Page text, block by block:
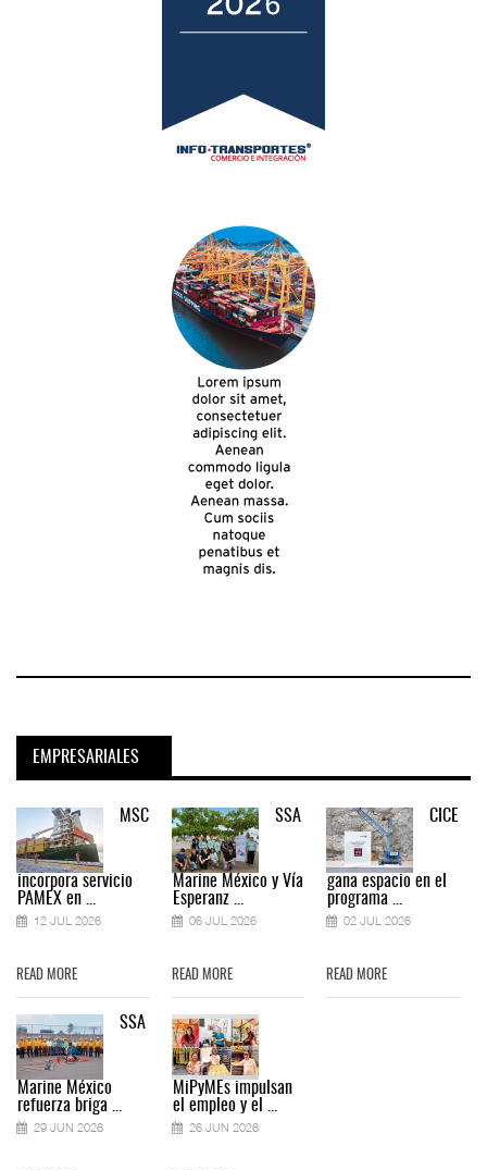
EMPRESARIALES
MSC
incorpora servicio
PAMEX en ...
12 JUL 2026
READ MORE
SSA
Marine México
refuerza briga ...
29 JUN 2026
SSA
Marine México y Vía
Esperanz ...
06 JUL 2026
READ MORE
MiPyMEs impulsan
el empleo y el ...
26 JUN 2026
CICE
gana espacio en el
programa ...
02 JUL 2026
READ MORE